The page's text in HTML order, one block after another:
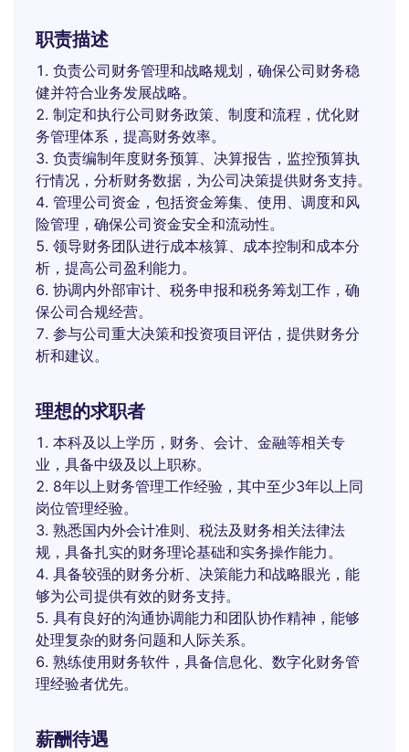
职责描述
负责公司财务管理和战略规划，确保公司财务稳
健并符合业务发展战略。
制定和执行公司财务政策、制度和流程，优化财
务管理体系，提高财务效率。
负责编制年度财务预算、决算报告，监控预算执
行情况，分析财务数据，为公司决策提供财务支持。
管理公司资金，包括资金筹集、使用、调度和风
险管理，确保公司资金安全和流动性。
领导财务团队进行成本核算、成本控制和成本分
析，提高公司盈利能力。
协调内外部审计、税务申报和税务筹划工作，确
保公司合规经营。
参与公司重大决策和投资项目评估，提供财务分
析和建议。
理想的求职者
本科及以上学历，财务、会计、金融等相关专
业，具备中级及以上职称。
8年以上财务管理工作经验，其中至少3年以上同
岗位管理经验。
熟悉国内外会计准则、税法及财务相关法律法
规，具备扎实的财务理论基础和实务操作能力。
具备较强的财务分析、决策能力和战略眼光，能
够为公司提供有效的财务支持。
具有良好的沟通协调能力和团队协作精神，能够
处理复杂的财务问题和人际关系。
熟练使用财务软件，具备信息化、数字化财务管
理经验者优先。
薪酬待遇